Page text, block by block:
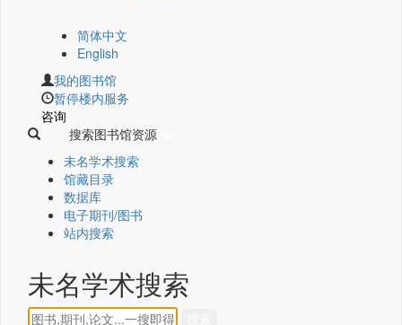
简体中文
English
我的图书馆
暂停楼内服务
咨询
搜索图书馆资源
未名学术搜索
馆藏目录
数据库
电子期刊/图书
站内搜索
未名学术搜索